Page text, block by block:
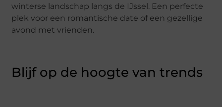
winterse landschap langs de IJssel. Een perfecte
plek voor een romantische date of een gezellige
avond met vrienden.
Blijf op de hoogte van trends